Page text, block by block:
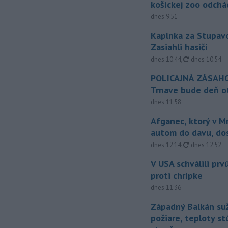
košickej zoo
dnes 9:51
Kaplnka za
Zasiahli hasiči
dnes 10:44, aktualizované
dnes 10:54
POLICAJNÁ
Trnave bude deň
dnes 11:58
Afganec, ktorý v
autom do davu,
dnes 12:14, aktualizované
dnes 12:52
V USA schválili
proti chrípke
dnes 11:36
Západný Balkán
požiare, teploty